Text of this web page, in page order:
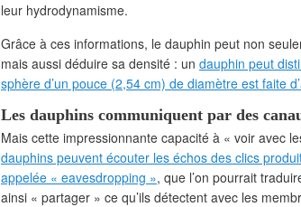
leur hydrodynamisme.
Grâce à ces informations, le dauphin peut non
mais aussi déduire sa densité : un dauphin peut
sphère d’un pouce (2,54 cm) de diamètre est faite
Les dauphins communiquent par des
Mais cette impressionnante capacité à « voir avec
dauphins peuvent écouter les échos des clics
appelée « eavesdropping », que l’on pourrait
ainsi « partager » ce qu’ils détectent avec les